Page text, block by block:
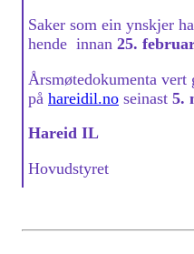
Saker som ein ynskjer
hende innan 25.
Årsmøtedokumenta
på hareidil.no seinast 5.
Hareid IL
Hovudstyret